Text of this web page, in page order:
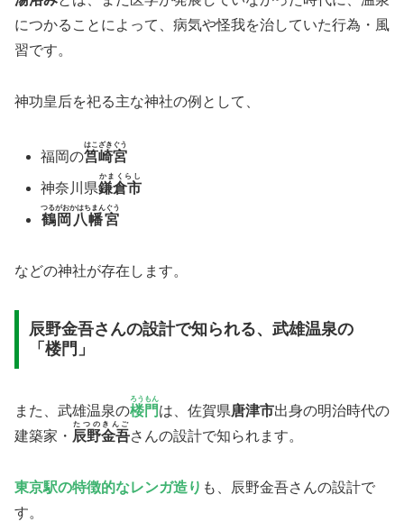
につかることによって、病気や怪我を治していた行為・風
習です。
神功皇后を祀る主な神社の例として、
福岡の筥崎宮
はこざきぐう
神奈川県鎌倉市
かまくらし
鶴岡八幡宮
つるがおかはちまんぐう
などの神社が存在します。
辰野金吾さんの設計で知られる、武雄温泉の
「楼門」
また、武雄温泉の楼門
ろうもん
は、佐賀県唐津市出身の明治時代の
建築家・ 辰野金吾
たつのきんご
さんの設計で知られます。
東京駅の特徴的なレンガ造り も、辰野金吾さんの設計で
す。